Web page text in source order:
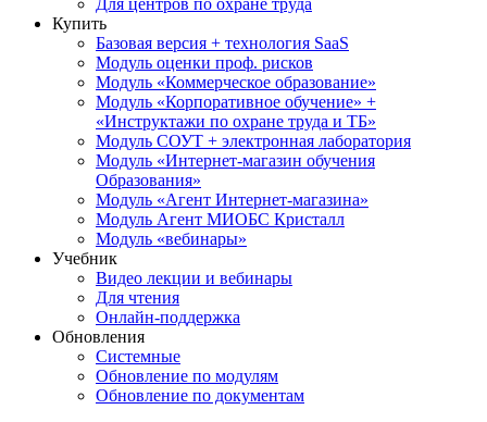
Для центров по охране труда
Купить
Базовая версия + технология SaaS
Модуль оценки проф. рисков
Модуль «Коммерческое образование»
Модуль «Корпоративное обучение» +
«Инструктажи по охране труда и ТБ»
Модуль СОУТ + электронная лаборатория
Модуль «Интернет-магазин обучения
Образования»
Модуль «Агент Интернет-магазина»
Модуль Агент МИОБС Кристалл
Модуль «вебинары»
Учебник
Видео лекции и вебинары
Для чтения
Онлайн-поддержка
Обновления
Системные
Обновление по модулям
Обновление по документам